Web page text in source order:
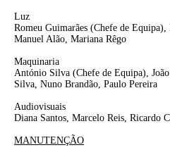
Luz
Romeu Guimarães (Chefe de Equipa),
Manuel Alão, Mariana Rêgo
Maquinaria
António Silva (Chefe de Equipa),
Silva, Nuno Brandão, Paulo Pereira
Audiovisuais
Diana Santos, Marcelo Reis, Ricardo
MANUTENÇÃO